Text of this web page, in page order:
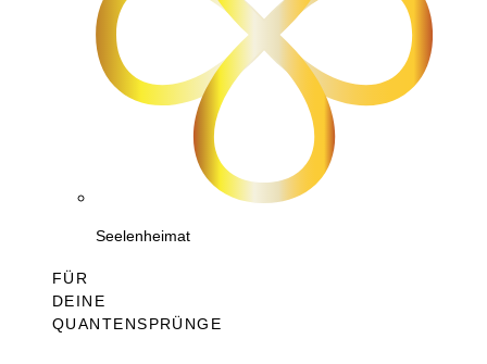
Seelenheimat
FÜR
DEINE
QUANTENSPRÜNGE